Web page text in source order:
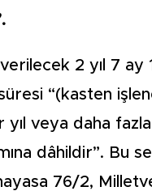
verilecek 2 yıl 7 ay
“(kasten
veya daha
dâhildir”. Bu
76/2,